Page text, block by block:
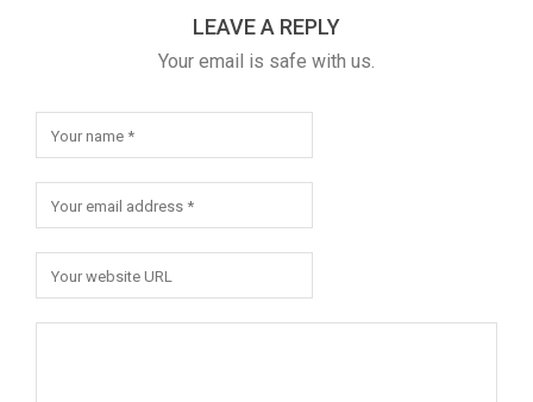
LEAVE A REPLY
Your email is safe with us.